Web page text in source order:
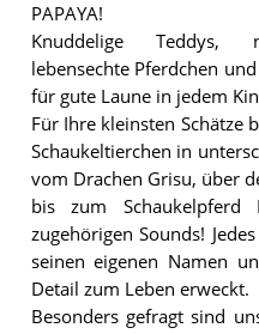
PAPAYA!
Knuddelige Teddys,
lebensechte Pferdchen
für gute Laune in jedem
Für Ihre kleinsten Schätze
Schaukeltierchen in
vom Drachen Grisu, über
bis zum
zugehörigen Sounds!
seinen eigenen Namen
Detail zum Leben erweckt.
Besonders gefragt sind